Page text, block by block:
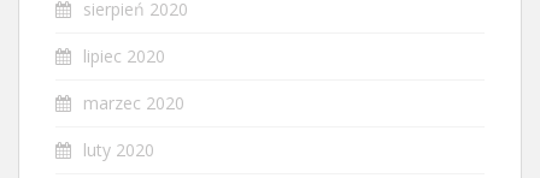
sierpień 2020
lipiec 2020
marzec 2020
luty 2020